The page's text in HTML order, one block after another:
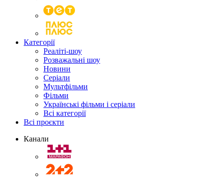
Категорії
Реаліті-шоу
Розважальні шоу
Новини
Серіали
Мультфільми
Фільми
Українські фільми і серіали
Всі категорії
Всі проєкти
Канали